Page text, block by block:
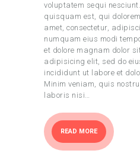
voluptatem sequi
quisquam est, qui
amet, consectetur,
numquam eius modi
et dolore magnam dolor
adipisicing elit, sed do
incididunt ut labore et
Minim veniam, quis
laboris nisi…
READ MORE